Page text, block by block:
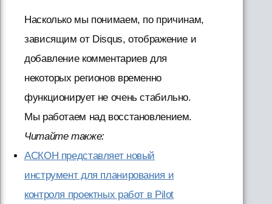
Насколько мы понимаем, по причинам,
зависящим от Disqus, отображение и
добавление комментариев для
некоторых регионов временно
функционирует не очень стабильно.
Мы работаем над восстановлением.
Читайте также:
АСКОН представляет новый
инструмент для планирования и
контроля проектных работ в Pilot